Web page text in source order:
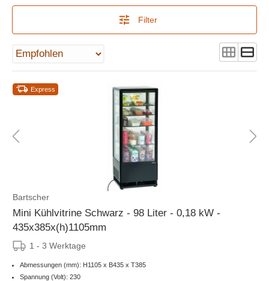
Filter
Express
Bartscher
Mini Kühlvitrine Schwarz - 98 Liter - 0,18 kW -
435x385x(h)1105mm
1 - 3 Werktage
Abmessungen (mm): H1105 x B435 x T385
Spannung (Volt): 230